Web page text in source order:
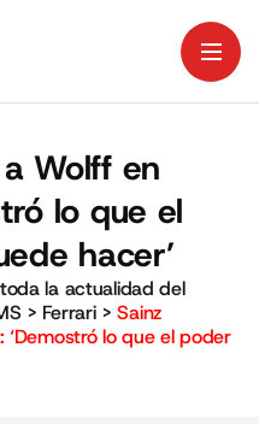
Wolff en
lo que el
hacer’
la actualidad del
> Ferrari>Sainz
lo que el poder